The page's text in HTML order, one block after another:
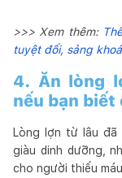
>>> Xem thêm:
tuyệt đối, sảng
4. Ăn lòng
nếu bạn biết
Lòng lợn từ lâu
giàu dinh dưỡng,
cho người thiếu